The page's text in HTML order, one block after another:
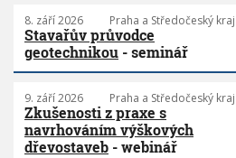
8. září 2026 Praha a Středočeský kraj
Stavařův průvodce
geotechnikou - seminář
9. září 2026 Praha a Středočeský kraj
Zkušenosti z praxe s
navrhováním výškových
dřevostaveb - webinář